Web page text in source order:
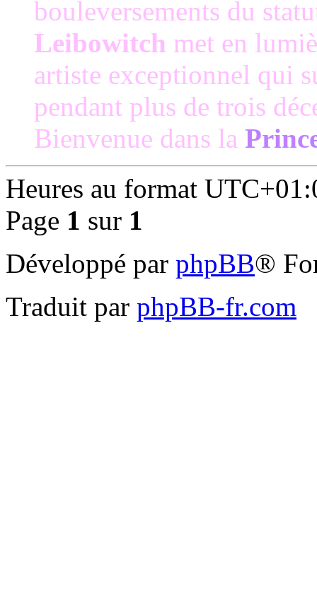
bouleversements du
Leibowitch met en
artiste exceptionnel qui
pendant plus de trois
Bienvenue dans la
Heures au format
Page 1 sur 1
Développé par phpBB®
Traduit par phpBB-fr.com